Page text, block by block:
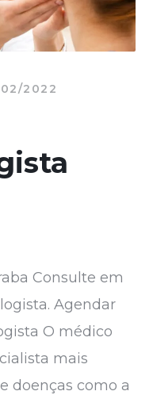
2022
Consulte em
Agendar
O médico
mais
doenças como a